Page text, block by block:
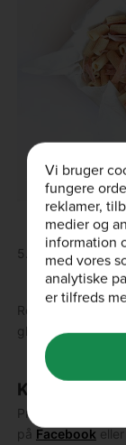
5.) Bag i 20
Retten kan laves
glutenfri pasta.
KOM I GANG
Prøv opskriften
på Facebook eller
Vi bruger
fungere
reklamer,
medier og
information
med vores
analytiske
er tilfreds